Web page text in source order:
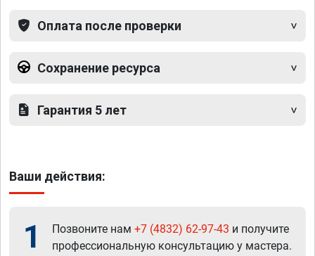
Оплата после проверки
Сохранение ресурса
Гарантия 5 лет
Ваши действия:
1 Позвоните нам +7 (4832) 62-97-43 и получите
профессиональную консультацию у мастера.